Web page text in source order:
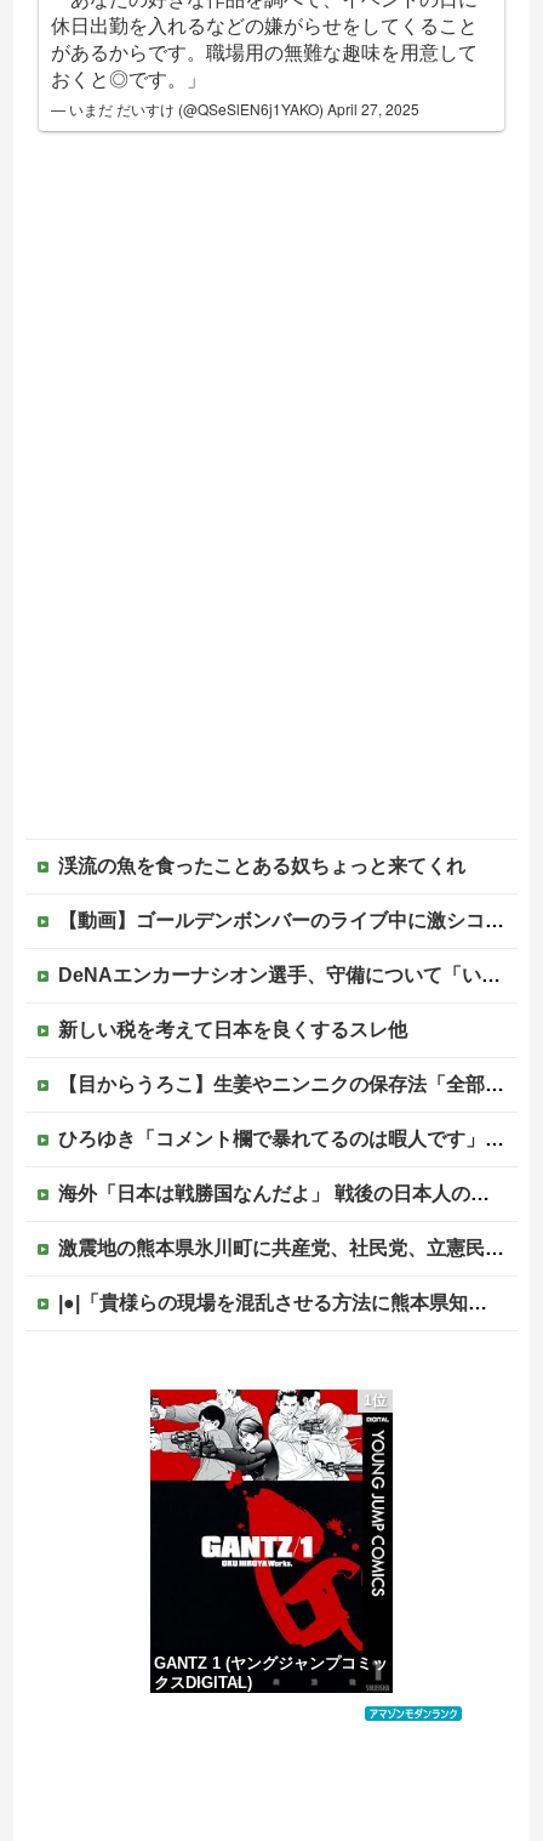
休日出勤を入れるなどの嫌がらせをしてくること
があるからです。職場用の無難な趣味を用意して
おくと◎です。」
— いまだ だいすけ (@QSeSlEN6j1YAKO)April 27, 2025
渓流の魚を食ったことある奴ちょっと来てくれ
【動画】ゴールデンボンバーのライブ中に激シコ女さんが乱入してしまうｗｗｗｗｗ
DeNAエンカーナシオン選手、守備について「いくら得点しても、エラーを重ねれば逆転されてしまう。そういう意味から自分にとっては、打撃よりも守備の方が大事」
新しい税を考えて日本を良くするスレ他
【目からうろこ】生姜やニンニクの保存法「全部すりおろしてぴちっとして冷凍」
ひろゆき「コメント欄で暴れてるのは暇人です」→ネット民、一言で片付けられてしまうｗｗｗｗｗ
海外「日本は戦勝国なんだよ」 戦後の日本人の特別な生き様に各国から称賛の声
激震地の熊本県氷川町に共産党、社民党、立憲民政党等の左派の救援は影すら見えず。住民苦言
|●|「貴様らの現場を混乱させる方法に熊本県知事が激怒してんだよ」と報道特集の非常識すぎる要求に視聴者激怒仕事に矜持とかないのかね？、
【悲報】クマ駆除で町役場に抗議電話殺到…職員「業務になりません」
避難所に土足でズカズカと入ってきて勝手に動画や写真を撮影したメディア取材陣、挙句の果てに要求してきたのは……
被災者で湧き水が有難い「土葬は絶対にダメだ】
1位
GANTZ 1 (ヤングジャンプコミッ
クスDIGITAL)
価格：¥617